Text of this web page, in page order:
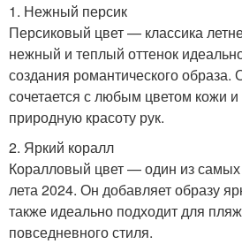
1. Нежный персик
Персиковый цвет — классика
нежный и теплый оттенок
создания романтического образа.
сочетается с любым цветом кожи и
природную красоту рук.
2. Яркий коралл
Коралловый цвет — один из самых
лета 2024. Он добавляет образу
также идеально подходит для
повседневного стиля.